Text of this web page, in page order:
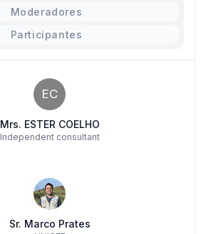
Moderadores
Participantes
EC
Mrs. ESTER COELHO
Independent consultant
Sr. Marco Prates